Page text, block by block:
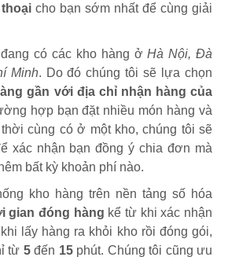
cho bạn sớm nhất để cùng giải
có các kho hàng ởHà Nội, Đà
Minh. Do đó chúng tôi sẽ lựa chọn
gần với địa chỉ nhận hàng của
hợp bạn đặt nhiều món hàng và
cùng có ở một kho, chúng tôi sẽ
xác nhận bạn đồng ý chia đơn mà
bất kỳ khoản phí nào.
kho hàng trên nền tảng số hóa
gian đóng hàng kể từ khi xác nhận
lấy hàng ra khỏi kho rồi đóng gói,
từ 5đến 15 phút. Chúng tôi cũng ưu